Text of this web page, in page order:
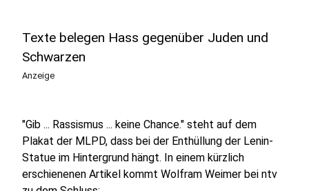
Texte belegen Hass gegenüber Juden und
Schwarzen
Anzeige
"Gib ... Rassismus ... keine Chance." steht auf dem
Plakat der MLPD, dass bei der Enthüllung der Lenin-
Statue im Hintergrund hängt. In einem kürzlich
erschienenen Artikel kommt Wolfram Weimer bei ntv